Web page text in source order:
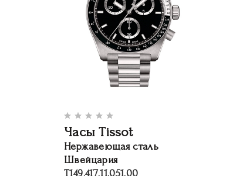
Часы Tissot
Нержавеющая сталь
Швейцария
T149.417.11.051.00